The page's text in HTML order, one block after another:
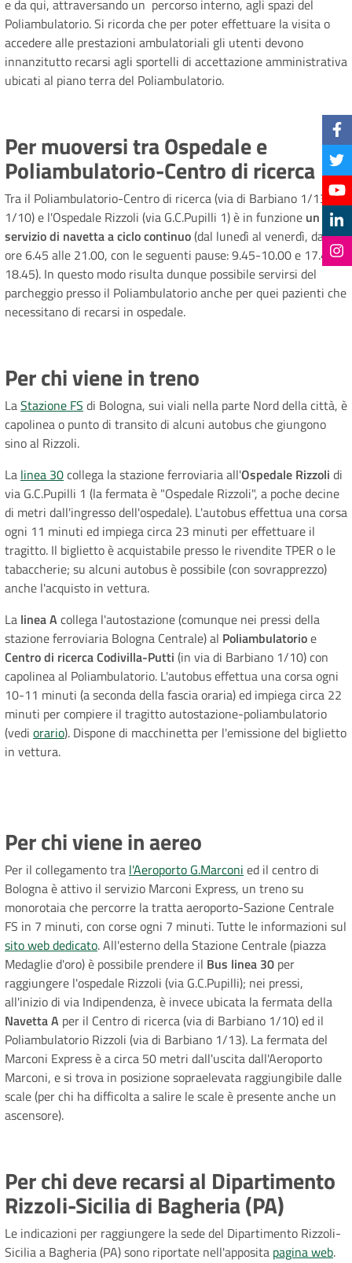
e da qui, attraversando un percorso interno, agli spazi del
Poliambulatorio. Si ricorda che per poter effettuare la visita o
accedere alle prestazioni ambulatoriali gli utenti devono
innanzitutto recarsi agli sportelli di accettazione amministrativa
ubicati al piano terra del Poliambulatorio.
Per muoversi tra Ospedale e
Poliambulatorio-Centro di ricerca
Tra il Poliambulatorio-Centro di ricerca (via di Barbiano 1/13 e
1/10) e l'Ospedale Rizzoli (via G.C.Pupilli 1) è in funzione un
servizio di navetta a ciclo continuo(dal lunedì al venerdì, dalle
ore 6.45 alle 21.00, con le seguenti pause: 9.45-10.00 e 17.45-
18.45). In questo modo risulta dunque possibile servirsi del
parcheggio presso il Poliambulatorio anche per quei pazienti che
necessitano di recarsi in ospedale.
Per chi viene in treno
LaStazione FS di Bologna, sui viali nella parte Nord della città, è
capolinea o punto di transito di alcuni autobus che giungono
sino al Rizzoli.
La linea 30collega la stazione ferroviaria all'Ospedale Rizzoli di
via G.C.Pupilli 1 (la fermata è "Ospedale Rizzoli", a poche decine
di metri dall'ingresso dell'ospedale). L'autobus effettua una corsa
ogni 11 minuti ed impiega circa 23 minuti per effettuare il
tragitto. Il biglietto è acquistabile presso le rivendite TPER o le
tabaccherie; su alcuni autobus è possibile (con sovrapprezzo)
anche l'acquisto in vettura.
La linea Acollega l'autostazione (comunque nei pressi della
stazione ferroviaria Bologna Centrale) al Poliambulatorioe
Centrodi ricerca Codivilla-Putti (in via di Barbiano 1/10) con
capolinea al Poliambulatorio. L'autobus effettua una corsa ogni
10-11 minuti (a seconda della fascia oraria) ed impiega circa 22
minuti per compiere il tragitto autostazione-poliambulatorio
(vedi orario). Dispone di macchinetta per l'emissione del biglietto
in vettura.
Per chi viene in aereo
Per il collegamento tra l'Aeroporto G.Marconi ed il centro di
Bologna è attivo il servizio Marconi Express, un treno su
monorotaia che percorre la tratta aeroporto-Sazione Centrale
FS in 7 minuti, con corse ogni 7 minuti. Tutte le informazioni sul
sito web dedicato. All'esterno della Stazione Centrale (piazza
Medaglie d'oro) è possibile prendere il Bus linea 30 per
raggiungere l'ospedale Rizzoli (via G.C.Pupilli); nei pressi,
all'inizio di via Indipendenza, è invece ubicata la fermata della
Navetta A per il Centro di ricerca (via di Barbiano 1/10) ed il
Poliambulatorio Rizzoli (via di Barbiano 1/13). La fermata del
Marconi Express è a circa 50 metri dall'uscita dall'Aeroporto
Marconi, e si trova in posizione sopraelevata raggiungibile dalle
scale (per chi ha difficolta a salire le scale è presente anche un
ascensore).
Per chi deve recarsi al Dipartimento
Rizzoli-Sicilia di Bagheria (PA)
Le indicazioni per raggiungere la sede del Dipartimento Rizzoli-
Sicilia a Bagheria (PA) sono riportate nell'apposita pagina web.